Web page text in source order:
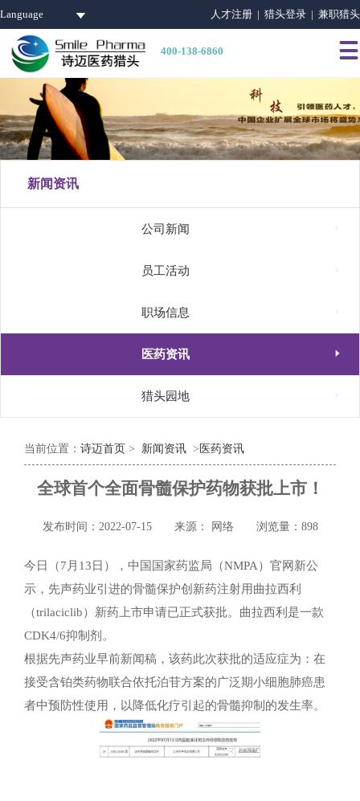
Language 人才注册 | 猎头登录 | 兼职猎头
400-138-6860 
新闻资讯
公司新闻
员工活动
职场信息
医药资讯 
猎头园地
当前位置： 诗迈首页 > 新闻资讯 > 医药资讯
全球首个全面骨髓保护药物获批上市！
发布时间：2022-07-15 来源： 网络 浏览量：898
今日（7月13日），中国国家药监局（NMPA）官网新公
示，先声药业引进的骨髓保护创新药注射用曲拉西利
（trilaciclib）新药上市申请已正式获批。曲拉西利是一款
CDK4/6抑制剂。
根据先声药业早前新闻稿，该药此次获批的适应症为：在
接受含铂类药物联合依托泊苷方案的广泛期小细胞肺癌患
者中预防性使用，以降低化疗引起的骨髓抑制的发生率。